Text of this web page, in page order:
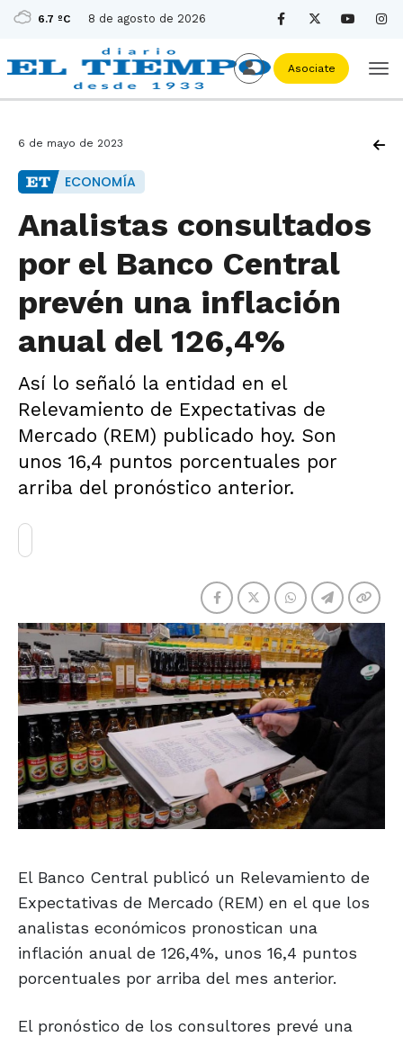
6.7 ºC 8 de agosto de 2026
Asociate
6 de mayo de 2023
ECONOMÍA
Analistas consultados
por el Banco Central
prevén una inflación
anual del 126,4%
Así lo señaló la entidad en el
Relevamiento de Expectativas de
Mercado (REM) publicado hoy. Son
unos 16,4 puntos porcentuales por
arriba del pronóstico anterior.
El Banco Central publicó un Relevamiento de
Expectativas de Mercado (REM) en el que los
analistas económicos pronostican una
inflación anual de 126,4%, unos 16,4 puntos
porcentuales por arriba del mes anterior.
El pronóstico de los consultores prevé una